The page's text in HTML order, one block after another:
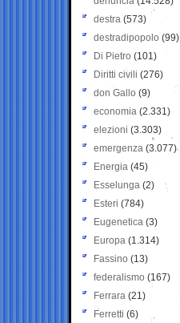
destra (573)
destradipopolo (99)
Di Pietro (101)
Diritti civili (276)
don Gallo (9)
economia (2.331)
elezioni (3.303)
emergenza (3.077)
Energia (45)
Esselunga (2)
Esteri (784)
Eugenetica (3)
Europa (1.314)
Fassino (13)
federalismo (167)
Ferrara (21)
Ferretti (6)